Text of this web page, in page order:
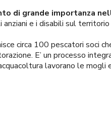
di grande importanza
anziani e i disabili sul
circa 100 pescatori soci
E’ un processo
lavorano le mogli